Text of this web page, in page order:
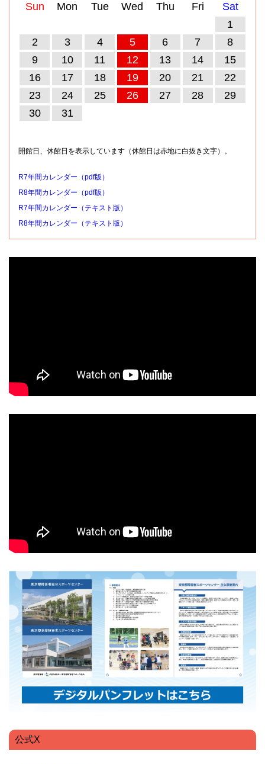
Sun Mon Tue Wed Thu Fri
Sat
1
2
3 4 5 6 7
8
9
10 11 12 13 14
15
16
17 18 19 20 21
22
23
24 25 26 27 28
29
30
31
開館日、休館日を表示しています（休館日は赤地に白抜き文字）。
R7年間カレンダー（pdf版）
R8年間カレンダー（pdf版）
R7年間カレンダー（テキスト版）
R8年間カレンダー（テキスト版）
公式X